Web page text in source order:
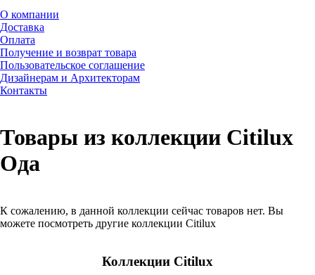
О компании
Доставка
Оплата
Получение и возврат товара
Пользовательское соглашение
Дизайнерам и Архитекторам
Контакты
Товары из коллекции Citilux
Ода
К сожалению, в данной коллекции сейчас товаров нет. Вы
можете посмотреть другие коллекции Citilux
Коллекции Citilux